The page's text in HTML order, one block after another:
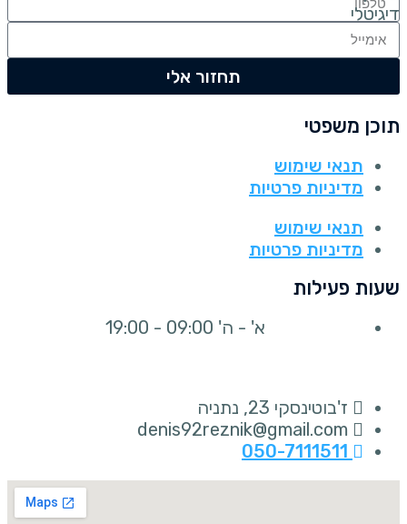
תחזור אלי
תוכן משפטי
תנאי שימוש
מדיניות פרטיות
תנאי שימוש
מדיניות פרטיות
שעות פעילות
א' - ה' 09:00 - 19:00
ז'בוטינסקי 23, נתניה
denis92reznik@gmail.com
050-7111511